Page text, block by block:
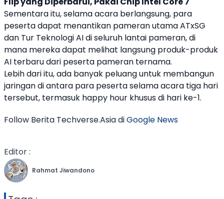
Sementara itu, selama acara berlangsung, para
peserta dapat menantikan pameran utama ATxSG
dan Tur Teknologi AI di seluruh lantai pameran, di
mana mereka dapat melihat langsung produk-produk
AI terbaru dari peserta pameran ternama.
Lebih dari itu, ada banyak peluang untuk membangun
jaringan di antara para peserta selama acara tiga hari
tersebut, termasuk happy hour khusus di hari ke-1.
Follow Berita Techverse.Asia diGoogle News
Editor :
Rahmat Jiwandono